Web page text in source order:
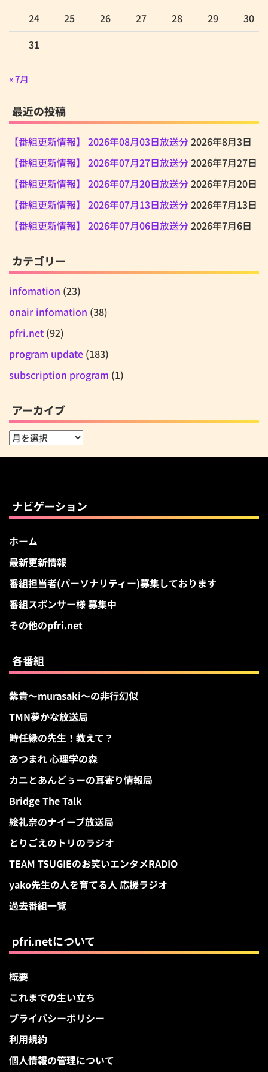
24
25 26 27 28 29
30
31
« 7月
最近の投稿
【番組更新情報】 2026年08月03日放送分2026年8月3日
【番組更新情報】 2026年07月27日放送分2026年7月27日
【番組更新情報】 2026年07月20日放送分2026年7月20日
【番組更新情報】 2026年07月13日放送分2026年7月13日
【番組更新情報】 2026年07月06日放送分2026年7月6日
カテゴリー
infomation (23)
onair infomation (38)
pfri.net (92)
program update (183)
subscription program (1)
アーカイブ
ア
ナビゲーション
ホーム
最新更新情報
番組担当者(パーソナリティー)募集しております
番組スポンサー様 募集中
その他のpfri.net
各番組
紫貴～murasaki～の非行幻似
TMN夢かな放送局
時任縁の先生！教えて？
あつまれ 心理学の森
カニとあんどぅーの耳寄り情報局
Bridge The Talk
絵礼奈のナイーブ放送局
とりごえのトリのラジオ
TEAM TSUGIEのお笑いエンタメRADIO
yako先生の人を育てる人 応援ラジオ
過去番組一覧
pfri.netについて
概要
これまでの生い立ち
プライバシーポリシー
利用規約
個人情報の管理について